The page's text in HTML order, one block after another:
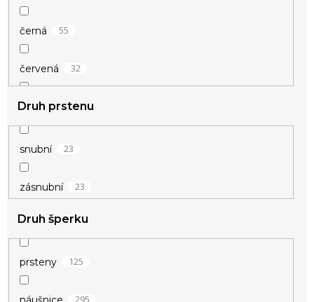
černá 55
červená 32
duhová 1
fialová 16
hnědá 4
champagne
modrá 53
okrová
Druh prstenu
snubní 23
zásnubní 23
Druh šperku
prsteny 125
295